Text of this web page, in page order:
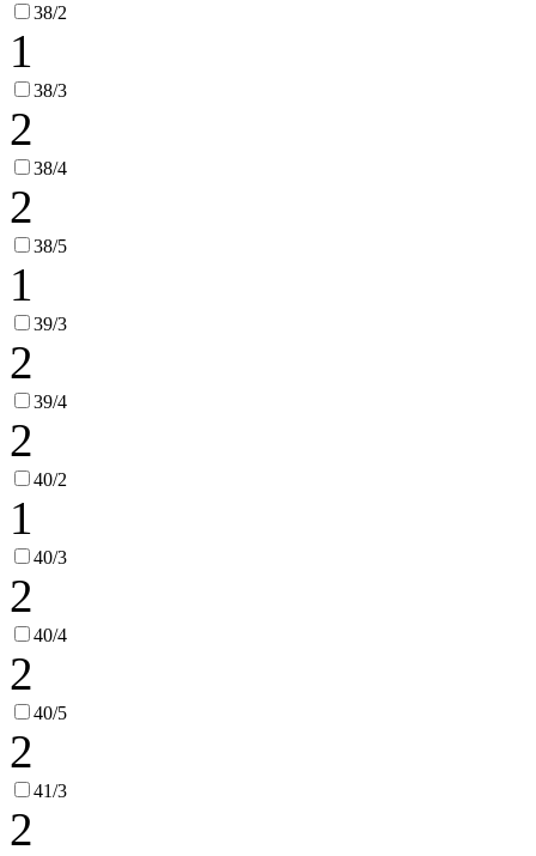
38/2
1
38/3
2
38/4
2
38/5
1
39/3
2
39/4
2
40/2
1
40/3
2
40/4
2
40/5
2
41/3
2